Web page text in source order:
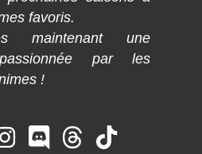
favoris.
maintenant une
par les
!